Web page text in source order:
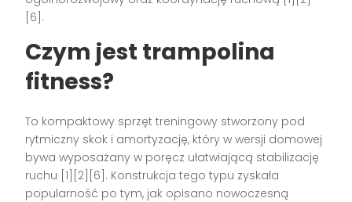
[6].
Czym jest trampolina
fitness?
To kompaktowy sprzęt treningowy stworzony pod
rytmiczny skok i amortyzację, który w wersji domowej
bywa wyposażany w poręcz ułatwiającą stabilizację
ruchu [1][2][6]. Konstrukcja tego typu zyskała
popularność po tym, jak opisano nowoczesną